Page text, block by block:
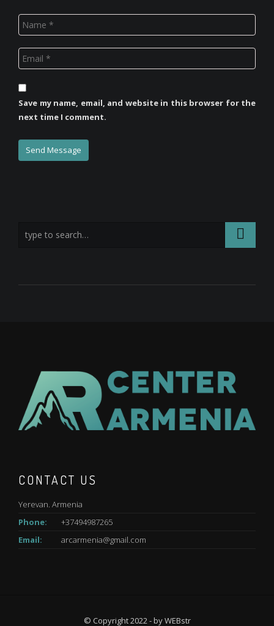
Save my name, email, and website in this browser for the
next time I comment.
CONTACT US
Yerevan. Armenia
Phone:
+37494987265
Email:
arcarmenia@gmail.com
© Copyright 2022 - byWEBstr